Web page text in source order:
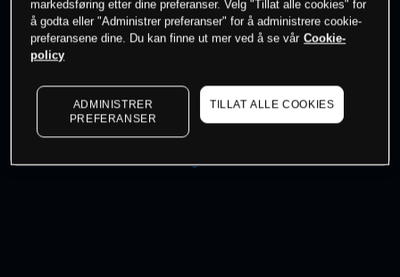
Søk om konto
markedsføring etter dine preferanser. Velg "Tillat alle cookies" for
å godta eller "Administrer preferanser" for å administrere cookie-
preferansene dine. Du kan finne ut mer ved å se vår Cookie-
policy
ADMINISTRER
PREFERANSER
TILLAT ALLE COOKIES